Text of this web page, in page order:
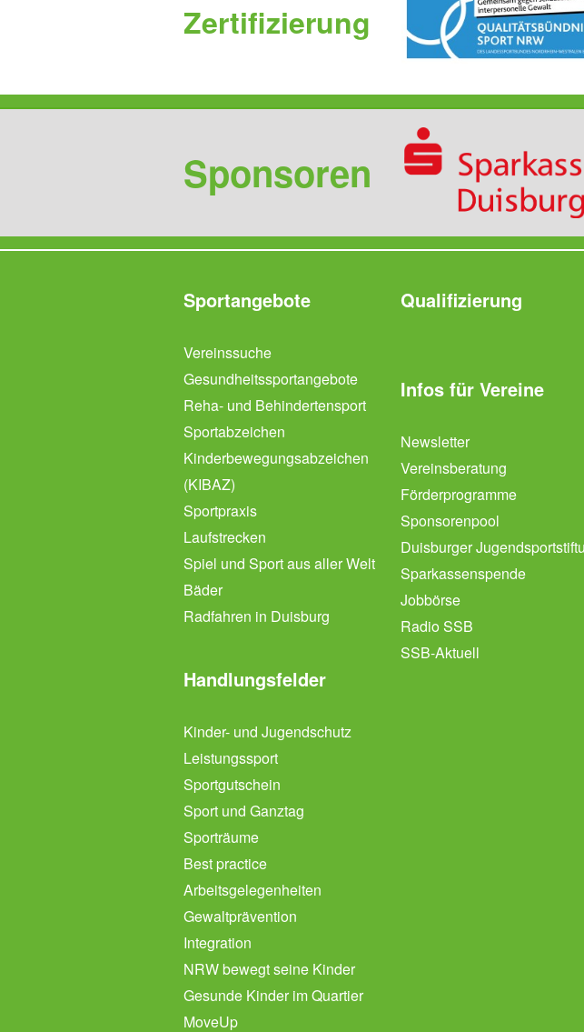
Zertifizierung
Sponsoren
Sportangebote
Vereinssuche
Gesundheitssportangebote
Reha- und Behindertensport
Sportabzeichen
Kinderbewegungsabzeichen
(KIBAZ)
Sportpraxis
Laufstrecken
Spiel und Sport aus aller Welt
Bäder
Radfahren in Duisburg
Handlungsfelder
Kinder- und Jugendschutz
Leistungssport
Sportgutschein
Sport und Ganztag
Sporträume
Best practice
Arbeitsgelegenheiten
Gewaltprävention
Integration
NRW bewegt seine Kinder
Gesunde Kinder im Quartier
MoveUp
Qualifizierung
Infos für Vereine
Newsletter
Vereinsberatung
Förderprogramme
Sponsorenpool
Duisburger
Sparkassenspende
Jobbörse
Radio SSB
SSB-Aktuell